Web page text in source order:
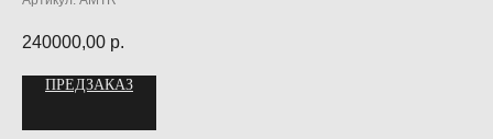
240000,00 р.
ПРЕДЗАКАЗ